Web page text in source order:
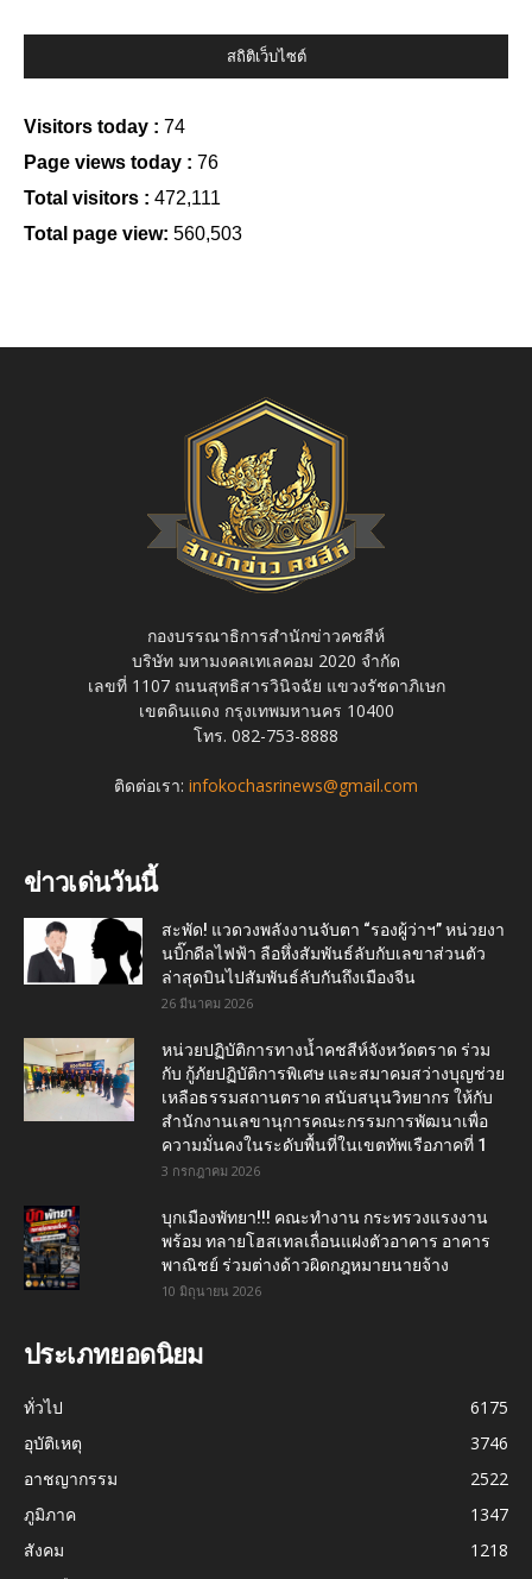
สถิติเว็บไซต์
Visitors today : 74
Page views today : 76
Total visitors : 472,111
Total page view: 560,503
กองบรรณาธิการสำนักข่าวคชสีห์
บริษัท มหามงคลเทเลคอม 2020 จำกัด
เลขที่ 1107 ถนนสุทธิสารวินิจฉัย แขวงรัชดาภิเษก
เขตดินแดง กรุงเทพมหานคร 10400
โทร. 082-753-8888
ติดต่อเรา: infokochasrinews@gmail.com
ข่าวเด่นวันนี้
สะพัด! แวดวงพลังงานจับตา “รองผู้ว่าฯ” หน่วยงา
นบิ๊กดีลไฟฟ้า ลือหึ่งสัมพันธ์ลับกับเลขาส่วนตัว
ล่าสุดบินไปสัมพันธ์ลับกันถึงเมืองจีน
26 มีนาคม 2026
หน่วยปฏิบัติการทางน้ำคชสีห์จังหวัดตราด ร่วม
กับ กู้ภัยปฏิบัติการพิเศษ และสมาคมสว่างบุญช่วย
เหลือธรรมสถานตราด สนับสนุนวิทยากร ให้กับ
สำนักงานเลขานุการคณะกรรมการพัฒนาเพื่อ
ความมั่นคงในระดับพื้นที่ในเขตทัพเรือภาคที่ 1
3 กรกฎาคม 2026
บุกเมืองพัทยา!!! คณะทำงาน กระทรวงแรงงาน
พร้อม ทลายโฮสเทลเถื่อนแฝงตัวอาคาร อาคาร
พาณิชย์ ร่วมต่างด้าวผิดกฎหมายนายจ้าง
10 มิถุนายน 2026
ประเภทยอดนิยม
ทั่วไป
6175
อุบัติเหตุ
3746
อาชญากรรม
2522
ภูมิภาค
1347
สังคม
1218